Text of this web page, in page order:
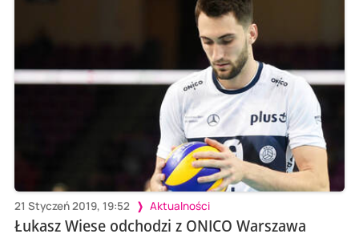
21 Styczeń 2019, 19:52 Aktualności
Łukasz Wiese odchodzi z ONICO Warszawa